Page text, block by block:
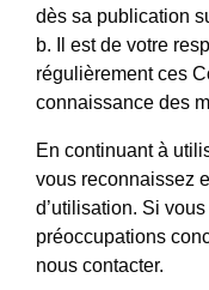
dès sa publication
b. Il est de votre
régulièrement ces
connaissance des
En continuant à
vous reconnaissez
d’utilisation. Si
préoccupations
nous contacter.